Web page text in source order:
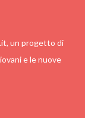
un progetto di
e le nuove